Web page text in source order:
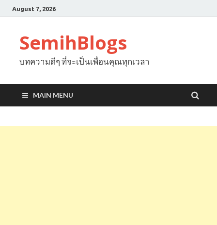
August 7, 2026
SemihBlogs
บทความดีๆ ที่จะเป็นเพื่อนคุณทุกเวลา
MAIN MENU